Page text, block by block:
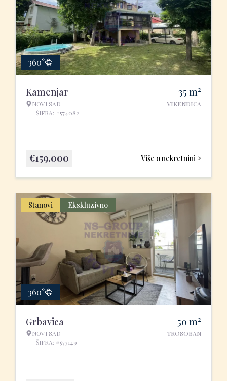
360°
Kamenjar
NOVI SAD
ŠIFRA: #574082
35 m2
VIKENDICA
Više o nekretnini >
€159.000
Stanovi Ekskluzivno
360°
Grbavica
NOVI SAD
ŠIFRA: #573149
50 m2
TROSOBAN